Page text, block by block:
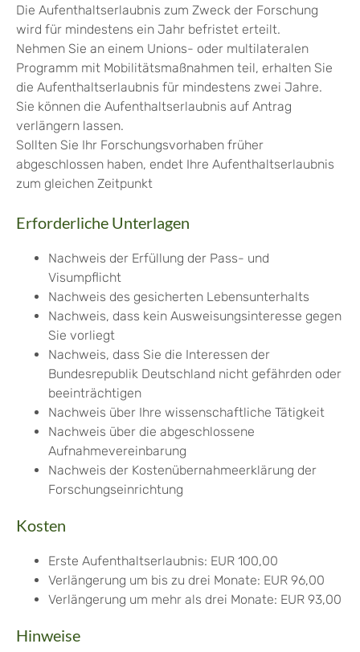
Die Aufenthaltserlaubnis zum Zweck der Forschung
wird für mindestens ein Jahr befristet erteilt.
Nehmen Sie an einem Unions- oder multilateralen
Programm mit Mobilitätsmaßnahmen teil, erhalten Sie
die Aufenthaltserlaubnis für mindestens zwei Jahre.
Sie können die Aufenthaltserlaubnis auf Antrag
verlängern lassen.
Sollten Sie Ihr Forschungsvorhaben früher
abgeschlossen haben, endet Ihre Aufenthaltserlaubnis
zum gleichen Zeitpunkt
Erforderliche Unterlagen
Nachweis der Erfüllung der Pass- und
Visumpflicht
Nachweis des gesicherten Lebensunterhalts
Nachweis, dass kein Ausweisungsinteresse gegen
Sie vorliegt
Nachweis, dass Sie die Interessen der
Bundesrepublik Deutschland nicht gefährden oder
beeinträchtigen
Nachweis über Ihre wissenschaftliche Tätigkeit
Nachweis über die abgeschlossene
Aufnahmevereinbarung
Nachweis der Kostenübernahmeerklärung der
Forschungseinrichtung
Kosten
Erste Aufenthaltserlaubnis: EUR 100,00
Verlängerung um bis zu drei Monate: EUR 96,00
Verlängerung um mehr als drei Monate: EUR 93,00
Hinweise